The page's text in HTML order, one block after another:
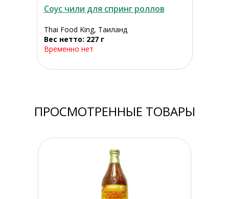
Соус чили для спринг роллов
Thai Food King, Таиланд
Вес нетто: 227 г
Временно нет
ПРОСМОТРЕННЫЕ ТОВАРЫ